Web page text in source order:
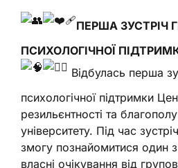
ПЕРША ЗУСТРІЧ
ПСИХОЛОГІЧНОЇ
Відбулась перша
психологічної підтримки
резильєнтності та
університету. Під час
змогу познайомитися один
власні очікування від